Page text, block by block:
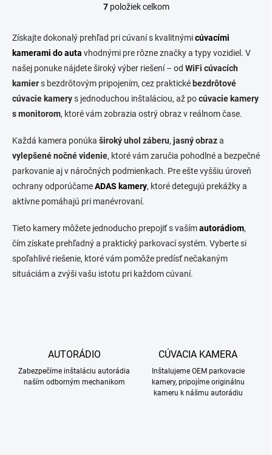
O
l
á
d
a
c
e
p
v
k
y
v
ý
p
i
u
7položiek celkom
Získajte dokonalý prehľad pri cúvaní s kvalitnýmicúvacími
kamerami do auta vhodnými pre rôzne značky a typy vozidiel. V
našej ponuke nájdete široký výber riešení – od WiFi cúvacích
kamiers bezdrôtovým pripojením, cez praktické bezdrôtové
cúvacie kamerys jednoduchou inštaláciou, až pocúvacie kamery
s monitorom, ktoré vám zobrazia ostrý obraz v reálnom čase.
Každá kamera ponúka široký uhol záberu, jasný obraza
vylepšené nočné videnie, ktoré vám zaručia pohodlné a bezpečné
parkovanie aj v náročných podmienkach. Pre ešte vyššiu úroveň
ochrany odporúčameADAS kamery, ktoré detegujú prekážky a
aktívne pomáhajú pri manévrovaní.
Tieto kamery môžete jednoducho prepojiť s vašímautorádiom,
čím získate prehľadný a praktický parkovací systém. Vyberte si
spoľahlivé riešenie, ktoré vám pomôže predísť nečakaným
situáciám a zvýši vašu istotu pri každom cúvaní.
AUTORÁDIO
Zabezpečíme inštaláciu autorádia
naším odborným mechanikom
CÚVACIA KAMERA
Inštalujeme OEM parkovacie
kamery, pripojíme originálnu
kameru k nášmu autorádiu